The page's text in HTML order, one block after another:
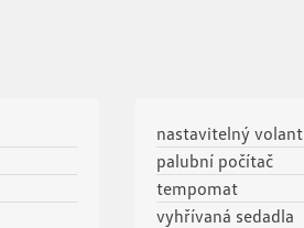
nastavitelný volant
palubní počítač
tempomat
vyhřívaná sedadla